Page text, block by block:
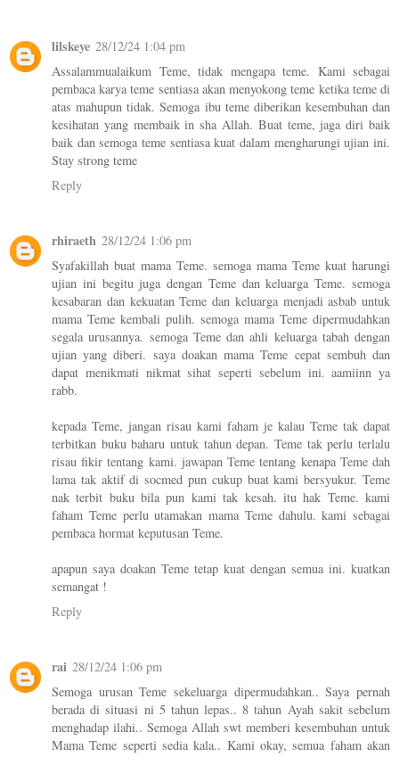
lilskeye 28/12/24 1:04 pm
Assalammualaikum Teme, tidak mengapa teme. Kami sebagai
pembaca karya teme sentiasa akan menyokong teme ketika teme di
atas mahupun tidak. Semoga ibu teme diberikan kesembuhan dan
kesihatan yang membaik in sha Allah. Buat teme, jaga diri baik
baik dan semoga teme sentiasa kuat dalam mengharungi ujian ini.
Stay strong teme
Reply
rhiraeth 28/12/24 1:06 pm
Syafakillah buat mama Teme. semoga mama Teme kuat harungi
ujian ini begitu juga dengan Teme dan keluarga Teme. semoga
kesabaran dan kekuatan Teme dan keluarga menjadi asbab untuk
mama Teme kembali pulih. semoga mama Teme dipermudahkan
segala urusannya. semoga Teme dan ahli keluarga tabah dengan
ujian yang diberi. saya doakan mama Teme cepat sembuh dan
dapat menikmati nikmat sihat seperti sebelum ini. aamiinn ya
rabb.
kepada Teme, jangan risau kami faham je kalau Teme tak dapat
terbitkan buku baharu untuk tahun depan. Teme tak perlu terlalu
risau fikir tentang kami. jawapan Teme tentang kenapa Teme dah
lama tak aktif di socmed pun cukup buat kami bersyukur. Teme
nak terbit buku bila pun kami tak kesah. itu hak Teme. kami
faham Teme perlu utamakan mama Teme dahulu. kami sebagai
pembaca hormat keputusan Teme.
apapun saya doakan Teme tetap kuat dengan semua ini. kuatkan
semangat !
Reply
rai 28/12/24 1:06 pm
Semoga urusan Teme sekeluarga dipermudahkan.. Saya pernah
berada di situasi ni 5 tahun lepas.. 8 tahun Ayah sakit sebelum
menghadap ilahi.. Semoga Allah swt memberi kesembuhan untuk
Mama Teme seperti sedia kala.. Kami okay, semua faham akan